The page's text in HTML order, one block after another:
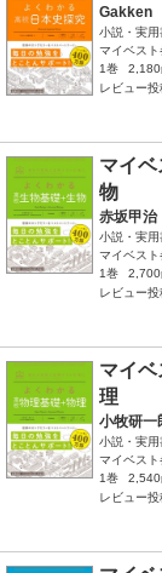
Gakken
小説・実用
マイベスト
1巻
レビュー
マイ
物
赤坂甲治
小説・実用
マイベスト
1巻
レビュー
マイ
理
小牧研一
小説・実用
マイベスト
1巻
レビュー